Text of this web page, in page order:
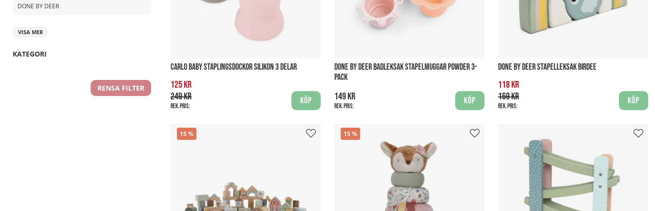
DONE BY DEER
VISA MER
KATEGORI
RENSA FILTER
CARLO BABY STAPLINGSDOCKOR SILIKON 3 DELAR
125 kr
249 kr
Rek. pris:
Köp
DONE BY DEER BADLEKSAK STAPELMUGGAR POWDER 3-
PACK
149 kr
Rek. pris:
Köp
DONE BY DEER STAPELLEKSAK BIRDEE
118 kr
169 kr
Rek. pris:
Köp
15 15